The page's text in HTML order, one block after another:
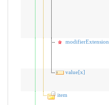
modifierExtension
value[x]
item